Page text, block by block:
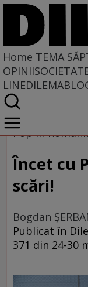
Home TEMA
OPINII
LINE
Home
Tema săptămînii
Pop în
Încet cu
scări!
Bogdan
Publicat în
371 din 24-30